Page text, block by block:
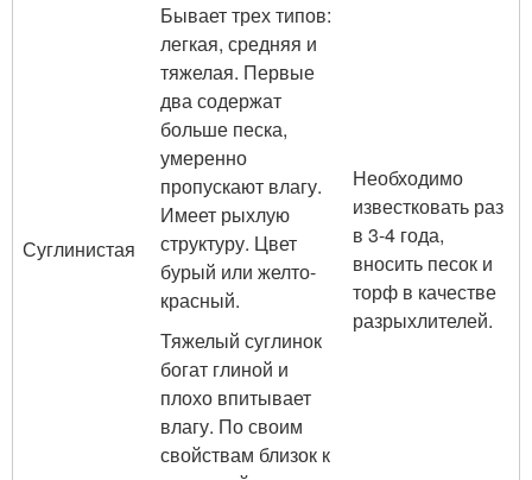
Суглинистая
Бывает трех типов:
легкая, средняя и
тяжелая. Первые
два содержат
больше песка,
умеренно
пропускают влагу.
Имеет рыхлую
структуру. Цвет
бурый или желто-
красный.
Тяжелый суглинок
богат глиной и
плохо впитывает
влагу. По своим
свойствам близок к
Необходимо
известковать раз
в 3-4 года,
вносить песок и
торф в качестве
разрыхлителей.